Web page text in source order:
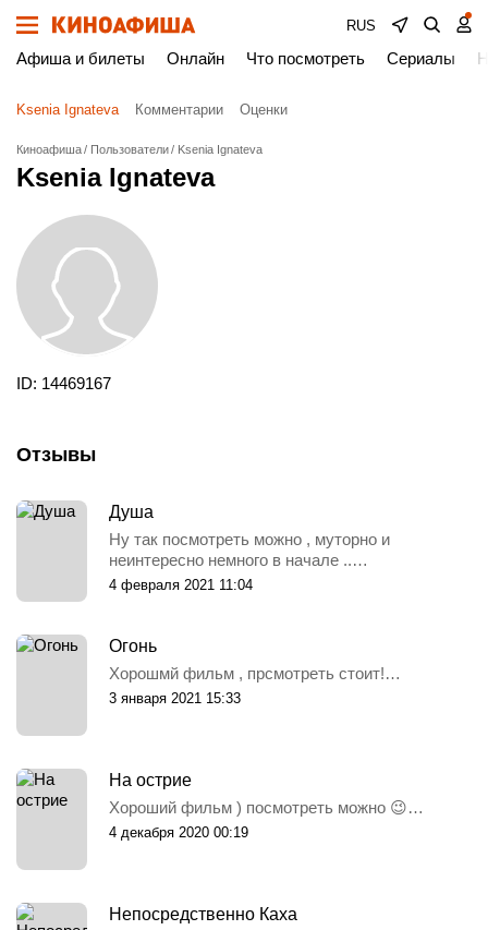
RUS
Афиша и билеты Онлайн Что посмотреть Сериалы
Ksenia Ignateva Комментарии Оценки
Киноафиша Пользователи Ksenia Ignateva
Ksenia Ignateva
ID: 14469167
Отзывы
Душа
Ну так посмотреть можно , муторно и
неинтересно немного в начале ..…
4 февраля 2021 11:04
Огонь
Хорошмй фильм , прсмотреть стоит!…
3 января 2021 15:33
На острие
Хороший фильм ) посмотреть можно 😉…
4 декабря 2020 00:19
Непосредственно Каха